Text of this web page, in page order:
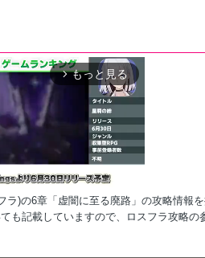
arrow_forward_ios もっと見る
ラ)の6章「虚闇に至る廃路」の攻略情報
も記載していますので、ロスフラ攻略の